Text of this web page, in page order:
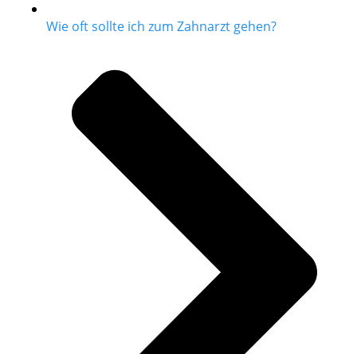
Wie oft sollte ich zum Zahnarzt gehen?